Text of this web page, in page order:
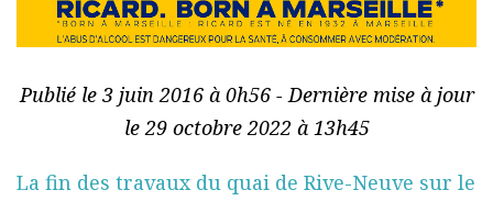
Publié le 3 juin 2016 à 0h56 - Dernière mise à jour
le 29 octobre 2022 à 13h45
La fin des travaux du quai de Rive-Neuve sur le